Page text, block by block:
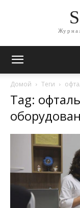
Домой Теги
Tag: